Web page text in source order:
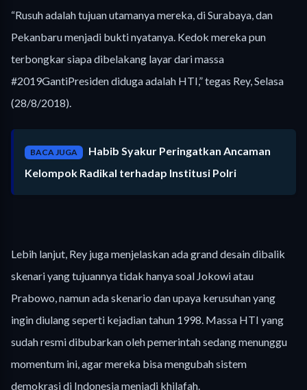
“Rusuh adalah tujuan utamanya mereka, di Surabaya, dan
Pekanbaru menjadi bukti nyatanya. Kedok mereka pun
terbongkar siapa dibelakang layar dari massa
#2019GantiPresiden diduga adalah HTI,” tegas Rey, Selasa
(28/8/2018).
BACA JUGA
Habib Syakur Peringatkan Ancaman
Kelompok Radikal terhadap Institusi Polri
Lebih lanjut, Rey juga menjelaskan ada grand desain dibalik
skenari yang tujuannya tidak hanya soal Jokowi atau
Prabowo, namun ada skenario dan upaya kerusuhan yang
ingin diulang seperti kejadian tahun 1998. Massa HTI yang
sudah resmi dibubarkan oleh pemerintah sedang menunggu
momentum ini, agar mereka bisa mengubah sistem
demokrasi di Indonesia menjadi khilafah.